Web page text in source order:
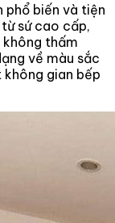
phổ biến và tiện
sứ cao cấp,
thấm
về màu sắc
gian bếp